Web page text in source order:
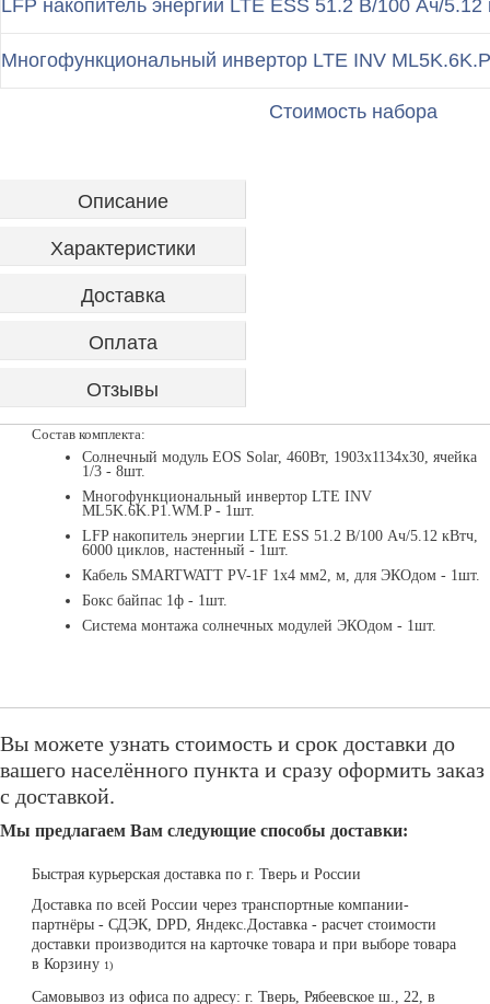
LFP накопитель энергии LTE ESS 51.2 В/100 Ач/5.12
Многофункциональный инвертор LTE INV
Стоимость набора
Описание
Характеристики
Доставка
Оплата
Отзывы
Состав комплекта:
Солнечный модуль EOS Solar, 460Вт, 1903х1134х30, ячейка
1/3 - 8шт.
Многофункциональный инвертор LTE INV
ML5K.6K.P1.WM.P - 1шт.
LFP накопитель энергии LTE ESS 51.2 В/100 Ач/5.12 кВтч,
6000 циклов, настенный - 1шт.
Кабель SMARTWATT PV-1F 1x4 мм2, м, для ЭКОдом - 1шт.
Бокс байпас 1ф - 1шт.
Система монтажа солнечных модулей ЭКОдом - 1шт.
Вы можете узнать стоимость и срок доставки до
вашего населённого пункта и сразу оформить заказ
с доставкой.
Мы предлагаем Вам следующие способы доставки:
Быстрая курьерская доставка по г. Тверь и России
Доставка по всей России через транспортные компании-
партнёры - СДЭК, DPD, Яндекс.Доставка - расчет стоимости
доставки производится на карточке товара и при выборе товара
в Корзину 1)
Самовывоз из офиса по адресу: г. Тверь, Рябеевское ш., 22, в